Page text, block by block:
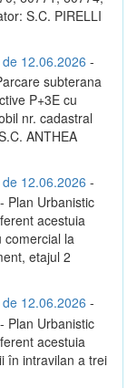
S.C. PIRELLI
12.06.2026 -
subterana
P+3E cu
nr. cadastral
ANTHEA
12.06.2026 -
Plan Urbanistic
acestuia
comercial la
etajul 2
12.06.2026 -
Plan Urbanistic
acestuia
în intravilan a trei